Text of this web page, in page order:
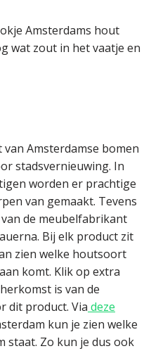
Amsterdams hout
wat zout in het vaatje en
Amsterdamse bomen
stadsvernieuwing. In
worden er prachtige
van gemaakt. Tevens
de meubelfabrikant
Bij elk product zit
zien welke houtsoort
komt. Klik op extra
is van de
dit product. Via deze
kun je zien welke
staat. Zo kun je dus ook